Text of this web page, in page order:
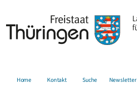
Home Kontakt Suche Newsletter